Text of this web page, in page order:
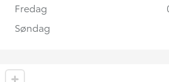
Fredag
Søndag